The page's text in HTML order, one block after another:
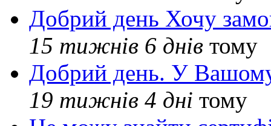
Добрий день Хочу
15 тижнів 6 днів тому
Добрий день. У Вашому
19 тижнів 4 дні тому